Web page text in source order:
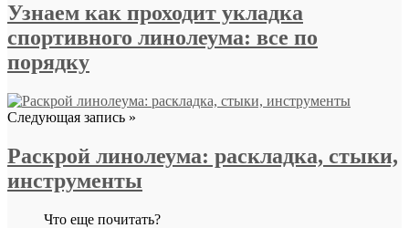
Узнаем как проходит укладка
спортивного линолеума: все по
порядку
Следующая запись »
Раскрой линолеума: раскладка, стыки,
инструменты
Что еще почитать?